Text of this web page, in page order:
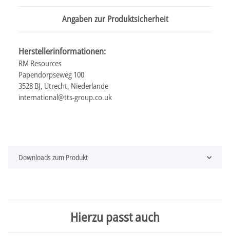
Angaben zur Produktsicherheit
Herstellerinformationen:
RM Resources
Papendorpseweg 100
3528 BJ, Utrecht, Niederlande
international@tts-group.co.uk
Downloads zum Produkt
Hierzu passt auch